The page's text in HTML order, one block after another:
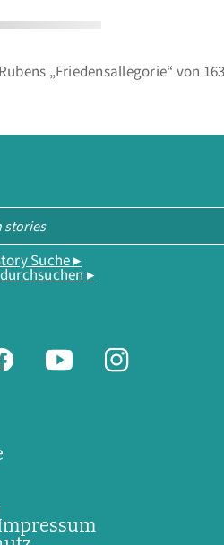
„Friedensallegorie“ von
Suche ▸
▸